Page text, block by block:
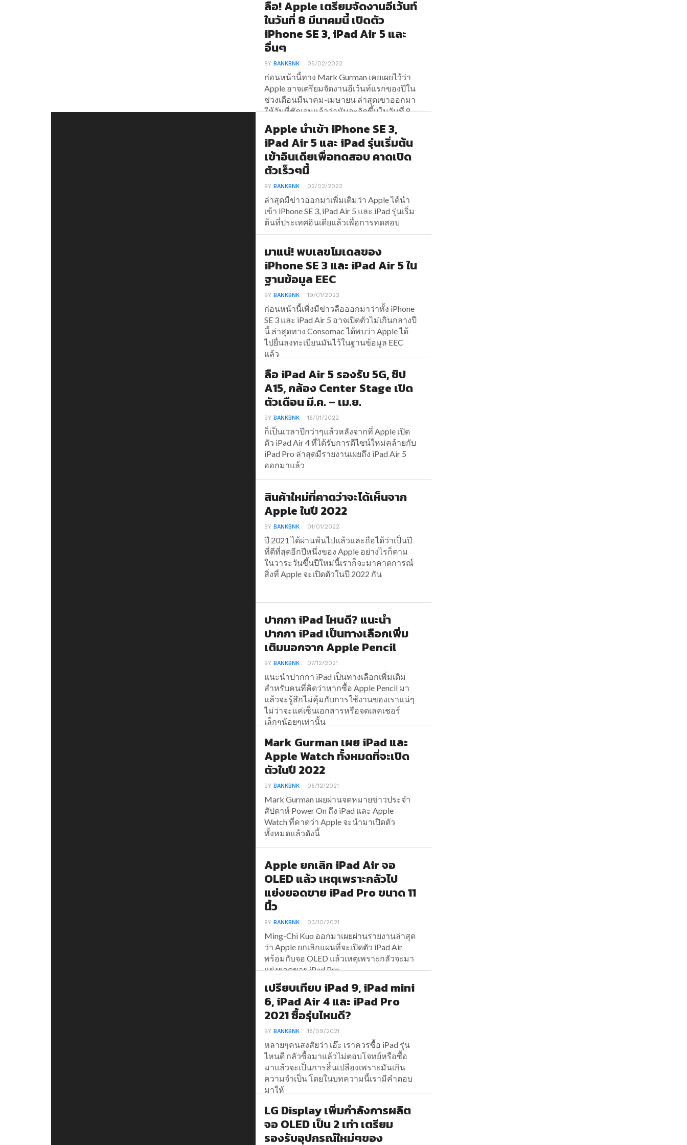
ลือ! Apple เตรียมจัดงานอีเว้นท์
ในวันที่ 8 มีนาคมนี้ เปิดตัว
iPhone SE 3, iPad Air 5 และ
อื่นๆ
BYBANKBNK 05/02/2022
ก่อนหน้านี้ทาง Mark Gurman เคยเผยไว้ว่า
Apple อาจเตรียมจัดงานอีเว้นท์แรกของปีใน
ช่วงเดือนมีนาคม-เมษายน ล่าสุดเขาออกมา
ให้วันที่ชัดเจนแล้วว่ามันจะจัดขึ้นในวันที่ 8
Apple นำเข้า iPhone SE 3,
iPad Air 5 และ iPad รุ่นเริ่มต้น
เข้าอินเดียเพื่อทดสอบ คาดเปิด
ตัวเร็วๆนี้
BYBANKBNK 02/02/2022
ล่าสุดมีข่าวออกมาเพิ่มเติมว่า Apple ได้นำ
เข้า iPhone SE 3, iPad Air 5 และ iPad รุ่นเริ่ม
ต้นที่ประเทศอินเดียแล้วเพื่อการทดสอบ
มาแน่! พบเลขโมเดลของ
iPhone SE 3 และ iPad Air 5 ใน
ฐานข้อมูล EEC
BYBANKBNK 19/01/2022
ก่อนหน้านี้เพิ่งมีข่าวลือออกมาว่าทั้ง iPhone
SE 3 และ iPad Air 5 อาจเปิดตัวไม่เกินกลางปี
นี้ ล่าสุดทาง Consomac ได้พบว่า Apple ได้
ไปยื่นลงทะเบียนมันไว้ในฐานข้อมูล EEC
แล้ว
ลือ iPad Air 5 รองรับ 5G, ชิป
A15, กล้อง Center Stage เปิด
ตัวเดือน มี.ค. – เม.ย.
BYBANKBNK 16/01/2022
ก็เป็นเวลาปีกว่าๆแล้วหลังจากที่ Apple เปิด
ตัว iPad Air 4 ที่ได้รับการดีไซน์ใหม่คล้ายกับ
iPad Pro ล่าสุดมีรายงานเผยถึง iPad Air 5
ออกมาแล้ว
สินค้าใหม่ที่คาดว่าจะได้เห็นจาก
Apple ในปี 2022
BYBANKBNK 01/01/2022
ปี 2021 ได้ผ่านพ้นไปแล้วและถือได้ว่าเป็นปี
ที่ดีที่สุดอีกปีหนึ่งของ Apple อย่างไรก็ตาม
ในวาระวันขึ้นปีใหม่นี้เราก็จะมาคาดการณ์
สิ่งที่ Apple จะเปิดตัวในปี 2022 กัน
ปากกา iPad ไหนดี? แนะนำ
ปากกา iPad เป็นทางเลือกเพิ่ม
เติมนอกจาก Apple Pencil
BYBANKBNK 07/12/2021
แนะนำปากกา iPad เป็นทางเลือกเพิ่มเติม
สำหรับคนที่คิดว่าหากซื้อ Apple Pencil มา
แล้วจะรู้สึกไม่คุ้มกับการใช้งานของเราแน่ๆ
ไม่ว่าจะแค่เซ็นเอกสารหรือจดเลคเชอร์
เล็กๆน้อยๆเท่านั้น
Mark Gurman เผย iPad และ
Apple Watch ทั้งหมดที่จะเปิด
ตัวในปี 2022
BYBANKBNK 06/12/2021
Mark Gurman เผยผ่านจดหมายข่าวประจำ
สัปดาห์ Power On ถึง iPad และ Apple
Watch ที่คาดว่า Apple จะนำมาเปิดตัว
ทั้งหมดแล้วดังนี้
Apple ยกเลิก iPad Air จอ
OLED แล้ว เหตุเพราะกลัวไป
แย่งยอดขาย iPad Pro ขนาด 11
นิ้ว
BYBANKBNK 03/10/2021
Ming-Chi Kuo ออกมาเผยผ่านรายงานล่าสุด
ว่า Apple ยกเลิกแผนที่จะเปิดตัว iPad Air
พร้อมกับจอ OLED แล้วเหตุเพราะกลัวจะมา
แย่งยอดขาย iPad Pro
เปรียบเทียบ iPad 9, iPad mini
6, iPad Air 4 และ iPad Pro
2021 ซื้อรุ่นไหนดี?
BYBANKBNK 18/09/2021
หลายๆคนสงสัยว่า เอ๊ะ เราควรซื้อ iPad รุ่น
ไหนดี กลัวซื้อมาแล้วไม่ตอบโจทย์หรือซื้อ
มาแล้วจะเป็นการสิ้นเปลืองเพราะมันเกิน
ความจำเป็น โดยในบทความนี้เรามีคำตอบ
มาให้
LG Display เพิ่มกำลังการผลิต
จอ OLED เป็น 2 เท่า เตรียม
รองรับอุปกรณ์ใหม่ๆของ